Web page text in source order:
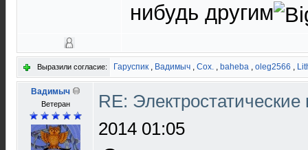
нибудь другим
Выразили согласие: Гаруспик , Вадимыч , Cox. , baheba , oleg2566 ,
Вадимыч
Ветеран
RE:
2014 01:05